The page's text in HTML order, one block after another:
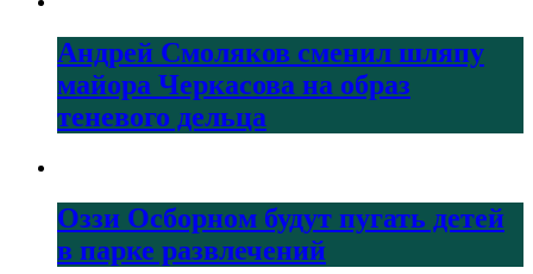
Андрей Смоляков сменил шляпу
майора Черкасова на образ
теневого дельца
Оззи Осборном будут пугать детей
в парке развлечений